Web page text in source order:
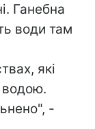
Ганебна
води там
які
водою.
-